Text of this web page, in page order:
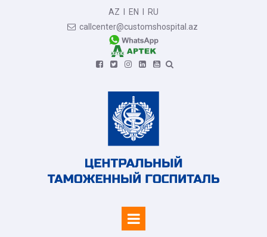
AZ EN RU
 callcenter@customshospital.az
     